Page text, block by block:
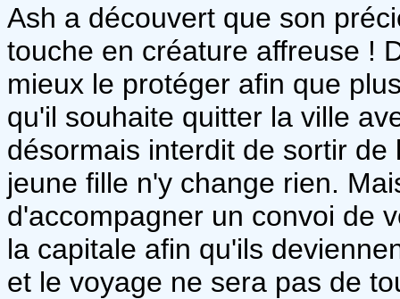
Ash a découvert que son
touche en créature affreuse !
mieux le protéger afin que
qu'il souhaite quitter la ville
désormais interdit de sortir
jeune fille n'y change rien.
d'accompagner un convoi de
la capitale afin qu'ils
et le voyage ne sera pas de